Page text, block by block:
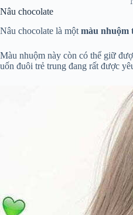
Nâu chocolate
Nâu chocolate là một màu nhuộm
Màu nhuộm này còn có thể giữ
uốn đuôi trẻ trung đang rất được